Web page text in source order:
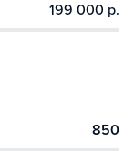
199 000 р.
850